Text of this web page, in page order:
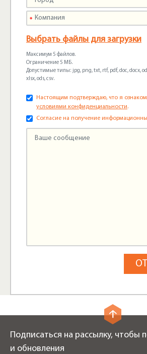
Выбрать файлы для загрузки
Максимум 5 файлов.
Ограничение 5 МБ.
Допустимые типы: jpg, png, txt, rtf, pdf, doc, docx,
xlsx, ods, csv.
Настоящим подтверждаю, что я
условиями конфиденциальности.
Согласие на получение
Подписаться на рассылку, чтобы
и обновления